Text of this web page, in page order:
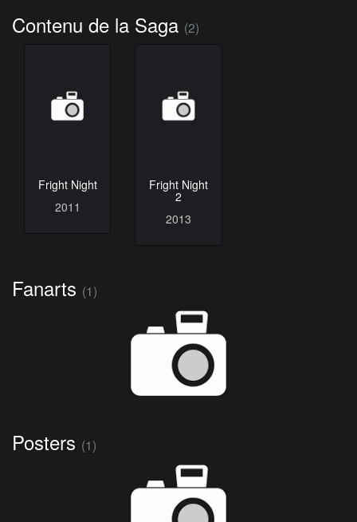
Contenu de la Saga (2)
Fright Night
2011
Fright Night
2
2013
Fanarts (1)
Posters (1)